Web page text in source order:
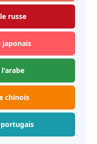
russe
chinois